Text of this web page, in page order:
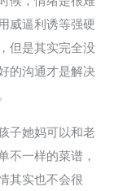
威逼利诱等强硬
但是其实完全没
的沟通才是解决
子她妈可以和老
不一样的菜谱，
其实也不会很